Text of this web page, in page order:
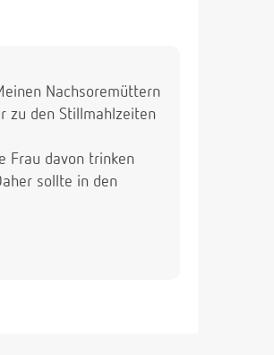
Nachsoremüttern
zu den Stillmahlzeiten
Frau davon trinken
sollte in den